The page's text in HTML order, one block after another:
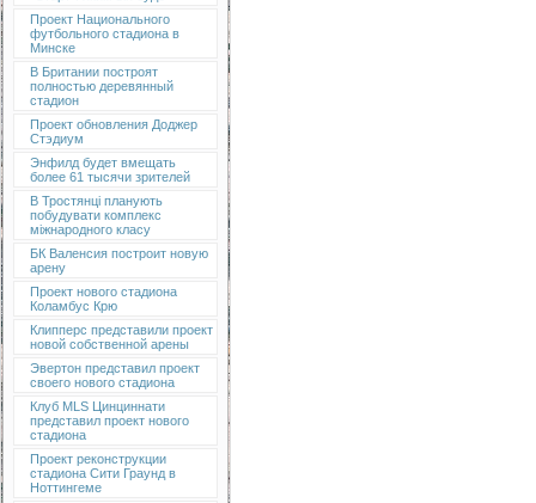
Проект Национального
футбольного стадиона в
Минске
В Британии построят
полностью деревянный
стадион
Проект обновления Доджер
Стэдиум
Энфилд будет вмещать
более 61 тысячи зрителей
В Тростянці планують
побудувати комплекс
міжнародного класу
БК Валенсия построит новую
арену
Проект нового стадиона
Коламбус Крю
Клипперс представили проект
новой собственной арены
Эвертон представил проект
своего нового стадиона
Клуб MLS Цинциннати
представил проект нового
стадиона
Проект реконструкции
стадиона Сити Граунд в
Ноттингеме